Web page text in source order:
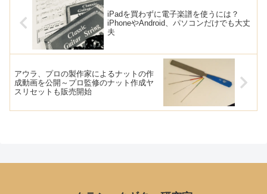
iPadを買わずに電子楽譜を使うには？
iPhoneやAndroid、パソコンだけでも大丈
夫
アウラ、プロの製作家によるナットの作
成動画を公開～プロ監修のナット作成ヤ
スリセットも販売開始